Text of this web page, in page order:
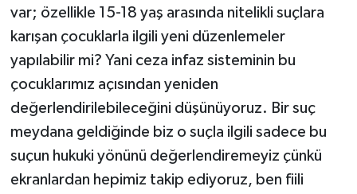
var; özellikle 15-18 yaş arasında nitelikli suçlara
karışan çocuklarla ilgili yeni düzenlemeler
yapılabilir mi? Yani ceza infaz sisteminin bu
çocuklarımız açısından yeniden
değerlendirilebileceğini düşünüyoruz. Bir suç
meydana geldiğinde biz o suçla ilgili sadece bu
suçun hukuki yönünü değerlendiremeyiz çünkü
ekranlardan hepimiz takip ediyoruz, ben fiili